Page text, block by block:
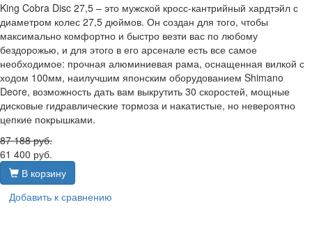
King Cobra Disc 27,5 – это мужской кросс-кантрийный хардтэйл с
диаметром колес 27,5 дюймов. Он создан для того, чтобы
максимально комфортно и быстро везти вас по любому
бездорожью, и для этого в его арсенале есть все самое
необходимое: прочная алюминиевая рама, оснащенная вилкой с
ходом 100мм, наилучшим японским оборудованием Shimano
Deore, возможность дать вам выкрутить 30 скоростей, мощные
дисковые гидравлические тормоза и накатистые, но невероятно
цепкие покрышками.
87 188руб.
61 400 руб.
В корзину
Добавить к сравнению